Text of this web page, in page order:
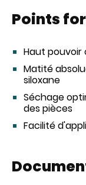
Points
Haut
Matité
siloxane
Séchage
des pièces
Facilité